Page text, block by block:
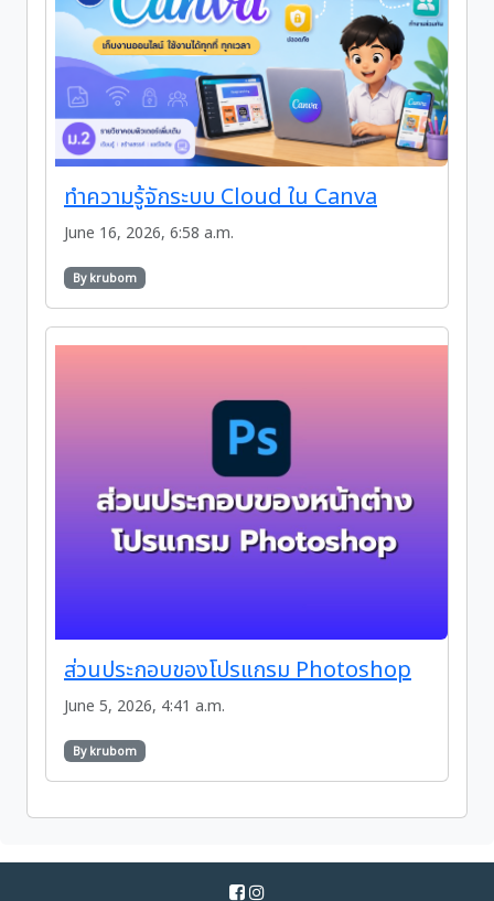
ทำความรู้จักระบบ Cloud ใน Canva
June 16, 2026, 6:58 a.m.
By krubom
ส่วนประกอบของโปรแกรม Photoshop
June 5, 2026, 4:41 a.m.
By krubom